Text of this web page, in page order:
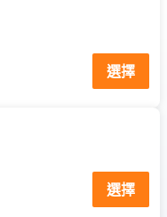
選擇
選擇